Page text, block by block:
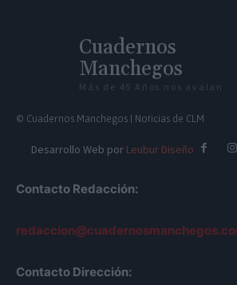
Cuadernos
Manchegos
Más de 45 Años nos avalan
© Cuadernos Manchegos | Noticias de CLM
Desarrollo Web por Leubur Diseño
Contacto Redacción:
Contacto Dirección: